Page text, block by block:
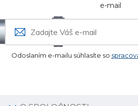
e-mail
Odoslaním e-mailu súhlasíte so